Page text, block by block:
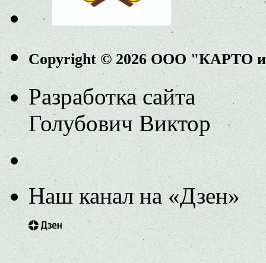
Copyright © 2026 ООО "КАРТО
Разработка сайта
Голубович Виктор
Наш канал на «Дзен»